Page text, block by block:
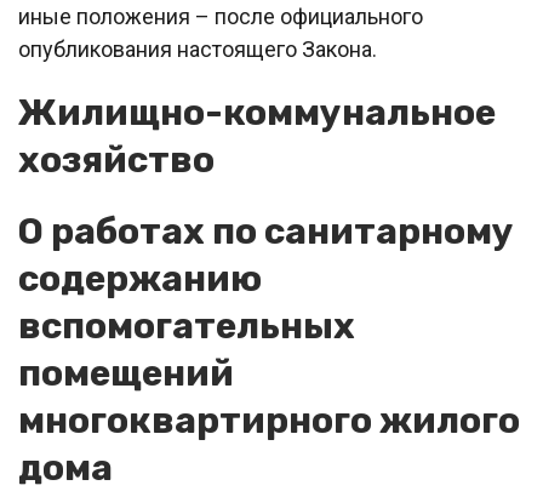
иные положения – после официального
опубликования настоящего Закона.
Жилищно-коммунальное
хозяйство
О работах по санитарному
содержанию
вспомогательных
помещений
многоквартирного жилого
дома